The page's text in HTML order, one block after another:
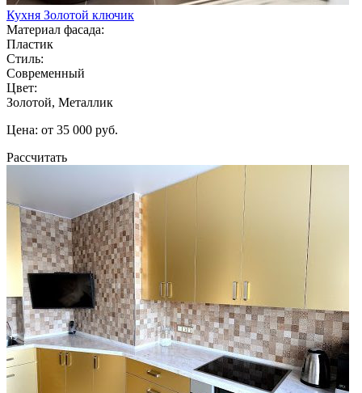
Кухня Золотой ключик
Материал фасада:
Пластик
Стиль:
Современный
Цвет:
Золотой, Металлик
Цена: от 35 000 руб.
Рассчитать